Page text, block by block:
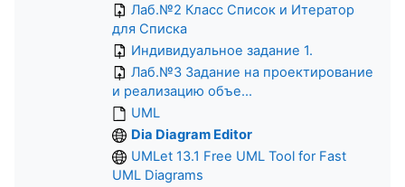
Лаб.№2 Класс Список и Итератор
для Списка
Индивидуальное задание 1.
Лаб.№3 Задание на проектирование
и реализацию объе...
UML
Dia Diagram Editor
UMLet 13.1 Free UML Tool for Fast
UML Diagrams